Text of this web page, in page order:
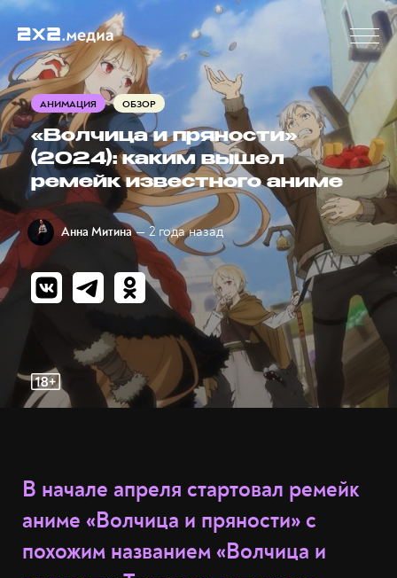
АНИМАЦИЯ ОБЗОР
«Волчица и пряности»
(2024): каким вышел
ремейк известного аниме
Анна Митина — 2 года назад
В начале апреля стартовал ремейк
аниме «Волчица и пряности» с
похожим названием «Волчица и